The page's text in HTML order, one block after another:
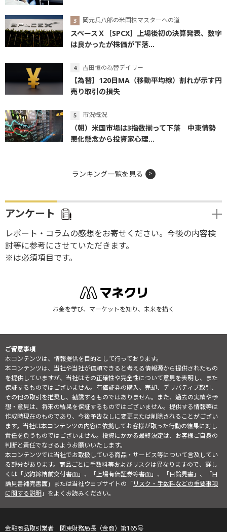
岡元兵八郎の米国株マスターへの道
スペースＸ［SPCX］上場後初の決算発表、数字
は良かったが株価が下落...
吉田恒の為替デイリー
【為替】120日MA（移動平均線）割れが示す円
売り取引の損失
市況概況
（朝）米国市場は3指数揃って下落 中東情勢
悪化懸念から投資家心理...
ランキング一覧を見る
アンケート
レポート・コラムの感想をお寄せください。今後の内容検
討等に参考にさせていただきます。
※は必須項目です。
お金を学び、マーケットを知り、未来を描く
ご留意事項
本コンテンツは、情報提供を目的として行っております。
本コンテンツは、当社や当社が信頼できると考える情報源から提供されたもの
を提供していますが、当社はその正確性や完全性について意見を表明し、また
保証するものではございません。有価証券の購入、売却、デリバティブ取引、
その他の取引を推奨し、勧誘するものではありません。また、過去の実績や予
想・意見は、将来の結果を保証するものではございません。提供する情報等は
作成時現在のものであり、今後予告なしに変更または削除されることがござい
ます。当社は本コンテンツの内容に依拠してお客様が取った行動の結果に対し
責任を負うものではございません。投資にかかる最終決定は、お客様ご自身の
判断と責任でなさるようお願いいたします。
本コンテンツでは当社でお取扱している商品・サービス等について言及してい
る部分があります。商品ごとに手数料等およびリスクは異なりますので、詳し
くは「契約締結前交付書面」、「上場有価証券等書面」、「目論見書」、「目
論見書補完書面」または当社ウェブサイトの「リスク・手数料などの重要事項
に関する説明」をよくお読みください。
金融商品取引業者 関東財務局長（金商）第165号